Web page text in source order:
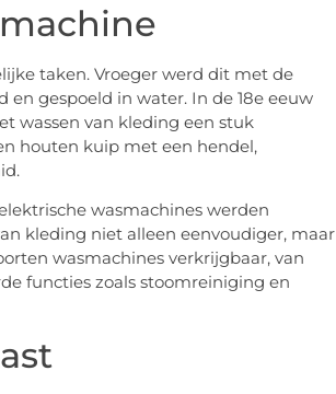
taken. Vroeger werd dit met de
gespoeld in water. In de 18e eeuw
wassen van kleding een stuk
houten kuip met een hendel,
wasmachines werden
kleding niet alleen eenvoudiger, maar
wasmachines verkrijgbaar, van
functies zoals stoomreiniging en